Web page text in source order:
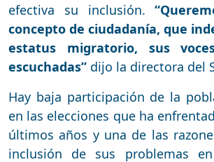
efectiva su inclusión.
concepto de ciudadanía, que
estatus migratorio, sus
escuchadas” dijo la directora del
Hay baja participación de la
en las elecciones que ha
últimos años y una de las
inclusión de sus problemas